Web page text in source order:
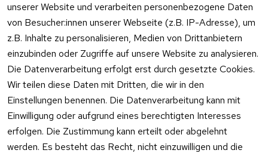
unserer Website und verarbeiten personenbezogene Daten
von Besucher:innen unserer Webseite (z.B. IP-Adresse), um
z.B. Inhalte zu personalisieren, Medien von Drittanbietern
einzubinden oder Zugriffe auf unsere Website zu analysieren.
Die Datenverarbeitung erfolgt erst durch gesetzte Cookies.
Wir teilen diese Daten mit Dritten, die wir in den
Einstellungen benennen. Die Datenverarbeitung kann mit
Einwilligung oder aufgrund eines berechtigten Interesses
erfolgen. Die Zustimmung kann erteilt oder abgelehnt
werden. Es besteht das Recht, nicht einzuwilligen und die
Rechtliches
AGB
Impressum
Datenschutzer
klärung
Barrierefreiheit
serklärung
Widerrufsbeleh
rung
Kontakt
Prilux Print
Solutions
Wilhem-
Leuschner-Str.
19
Rödermark
Tel.: 06074
Support
Hersteller
Fehlermeldung
Druckqualität
Wartungskit
Roller-
Diagramm
Ersatzteile
Zahlung
und
Versand